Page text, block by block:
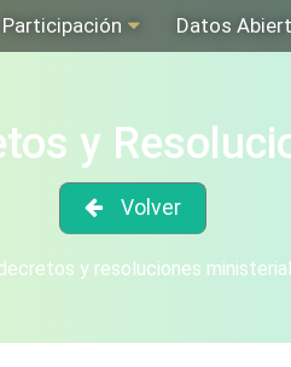
Participación Datos
y
Volver
y resoluciones